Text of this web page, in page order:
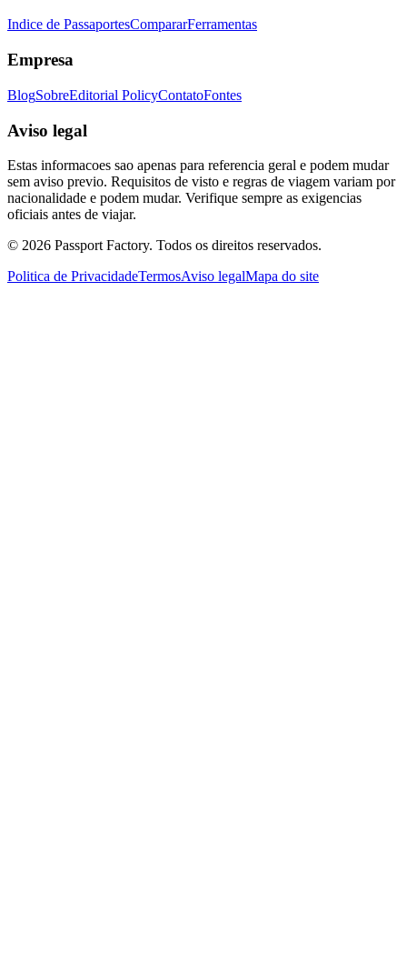
Indice de PassaportesCompararFerramentas
Empresa
BlogSobreEditorial PolicyContatoFontes
Aviso legal
Estas informacoes sao apenas para referencia geral e podem mudar
sem aviso previo. Requisitos de visto e regras de viagem variam por
nacionalidade e podem mudar. Verifique sempre as exigencias
oficiais antes de viajar.
© 2026 Passport Factory. Todos os direitos reservados.
Politica de PrivacidadeTermosAviso legalMapa do site